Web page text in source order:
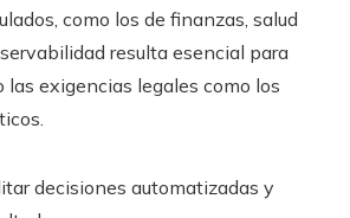
como los de finanzas, salud
resulta esencial para
exigencias legales como los
decisiones automatizadas y